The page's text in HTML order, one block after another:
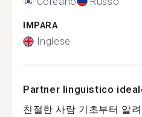
IMPARA
Inglese
Partner linguistico
친절한 사람 기초부터 알